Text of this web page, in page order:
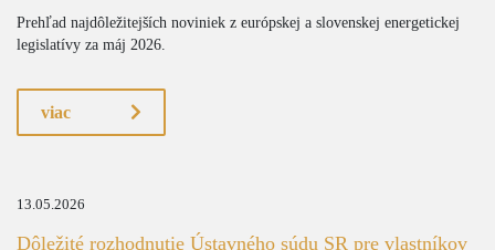
Prehľad najdôležitejších noviniek z európskej a slovenskej energetickej
legislatívy za máj 2026.
viac
13.05.2026
Dôležité rozhodnutie Ústavného súdu SR pre vlastníkov